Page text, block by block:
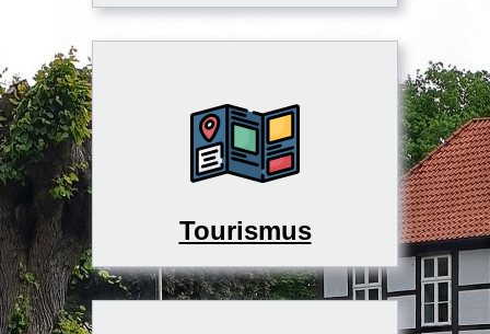
Tourismus